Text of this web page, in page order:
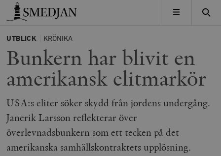
Timbro
MENY
UTBLICK KRÖNIKA
Bunkern har blivit en
amerikansk elitmarkör
USA:s eliter söker skydd från jordens undergång.
Janerik Larsson reflekterar över
överlevnadsbunkern som ett tecken på det
amerikanska samhällskontraktets upplösning.